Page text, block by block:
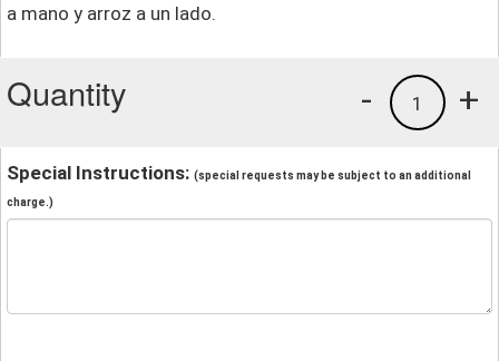
a mano y arroz a un lado.
Quantity +
1
-
Special Instructions: (special requests may be subject to an additional
charge.)